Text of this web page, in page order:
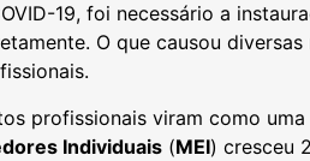
19, foi necessário a
O que causou
profissionais viram como
Individuais (MEI) cresceu